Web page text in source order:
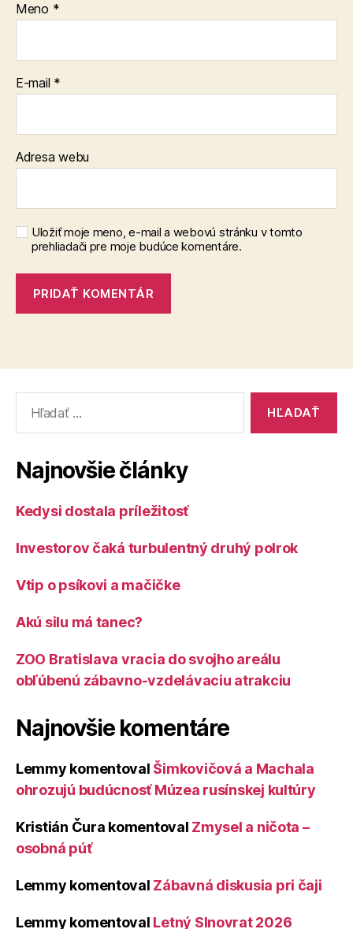
Meno *
E-mail *
Adresa webu
Uložiť moje meno, e-mail a webovú stránku v tomto
prehliadači pre moje budúce komentáre.
Najnovšie články
Kedysi dostala príležitosť
Investorov čaká turbulentný druhý polrok
Vtip o psíkovi a mačičke
Akú silu má tanec?
ZOO Bratislava vracia do svojho areálu
obľúbenú zábavno-vzdelávaciu atrakciu
Najnovšie komentáre
Lemmy komentoval Šimkovičová a Machala
ohrozujú budúcnosť Múzea rusínskej kultúry
Kristián Čura komentoval Zmysel a ničota –
osobná púť
Lemmy komentoval Zábavná diskusia pri čaji
Lemmy komentoval Letný Slnovrat 2026